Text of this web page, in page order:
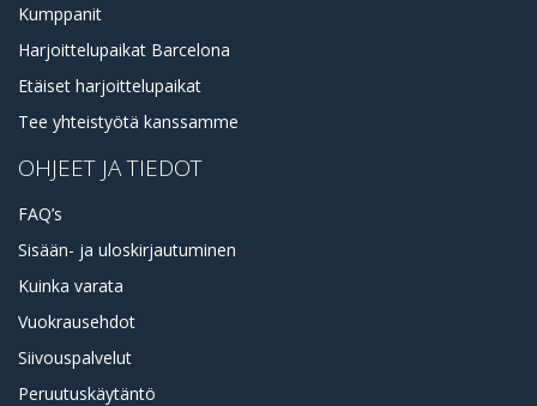
Kumppanit
Harjoittelupaikat Barcelona
Etäiset harjoittelupaikat
Tee yhteistyötä kanssamme
OHJEET JA TIEDOT
FAQ’s
Sisään- ja uloskirjautuminen
Kuinka varata
Vuokrausehdot
Siivouspalvelut
Peruutuskäytäntö